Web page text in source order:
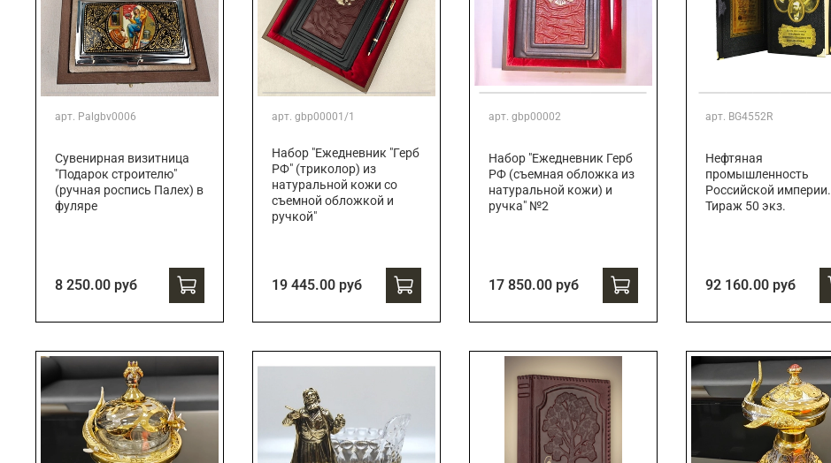
арт. Palgbv0006
Сувенирная визитница
"Подарок строителю"
(ручная роспись Палех) в
фуляре
8 250.00 руб
арт. gbp00001/1
Набор "Ежедневник "Герб
РФ" (триколор) из
натуральной кожи со
съемной обложкой и
ручкой"
19 445.00 руб
арт. gbp00002
Набор "Ежедневник Герб
РФ (съемная обложка из
натуральной кожи) и
ручка" №2
17 850.00 руб
арт. BG4552R
Нефтяная
промышленность
Российской империи.
Тираж 50 экз.
92 160.00 руб